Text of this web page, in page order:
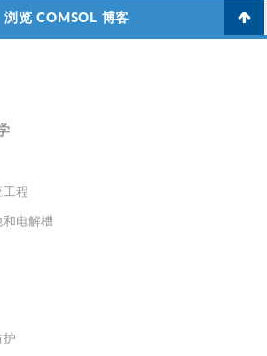
浏览 COMSOL 博客
程
电解槽
护